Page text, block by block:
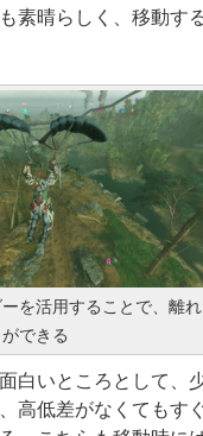
素晴らしく、移動す
を活用することで、離
できる
白いところとして、
高低差がなくてもす